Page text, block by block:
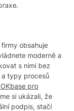
obsahuje
moderně a
s nimi bez
typy procesů
pro
si ukázali, že
podpis, stačí